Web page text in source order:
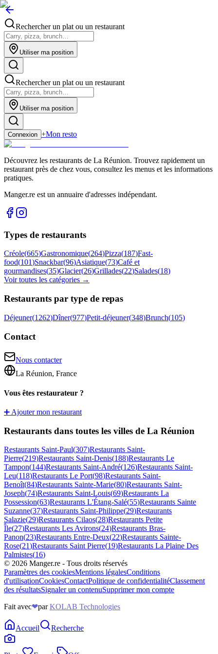
Rechercher un plat ou un restaurant
Utiliser ma position
Rechercher un plat ou un restaurant
Utiliser ma position
Connexion +Mon resto
Découvrez les restaurants de La Réunion. Trouvez rapidement un
restaurant près de chez vous, consultez les menus et les informations
pratiques.
Manger.re est un annuaire d'adresses indépendant.
Types de restaurants
Créole(665)Gastronomique(264)Pizza(187)Fast-
food(101)Snackbar(96)Asiatique(73)Café et
gourmandises(35)Glacier(26)Grillades(22)Salades(18)
Voir toutes les catégories →
Restaurants par type de repas
Déjeuner(1262)Dîner(977)Petit-déjeuner(348)Brunch(105)
Contact
Nous contacter
La Réunion, France
Vous êtes restaurateur ?
➕ Ajouter mon restaurant
Restaurants dans toutes les villes de La Réunion
Restaurants Saint-Paul(307)Restaurants Saint-
Pierre(219)Restaurants Saint-Denis(188)Restaurants Le
Tampon(144)Restaurants Saint-André(126)Restaurants Saint-
Leu(118)Restaurants Le Port(98)Restaurants Saint-
Benoît(84)Restaurants Sainte-Marie(80)Restaurants Saint-
Joseph(74)Restaurants Saint-Louis(69)Restaurants La
Possession(63)Restaurants L'Étang-Salé(55)Restaurants Sainte
Suzanne(37)Restaurants Saint-Philippe(29)Restaurants
Salazie(29)Restaurants Cilaos(28)Restaurants Petite
Île(27)Restaurants Les Avirons(24)Restaurants Bras-
Panon(23)Restaurants Entre-Deux(22)Restaurants Sainte-
Rose(21)Restaurants Saint Pierre(19)Restaurants La Plaine Des
Palmistes(16)
© 2026 Manger.re - Tous droits réservés
Paramètres des cookiesMentions légalesConditions
d'utilisationCookiesContactPolitique de confidentialitéClassement
des résultatsSignaler un contenuSupprimer mon compte
Fait avec❤par KOLAB Technologies
Accueil Recherche